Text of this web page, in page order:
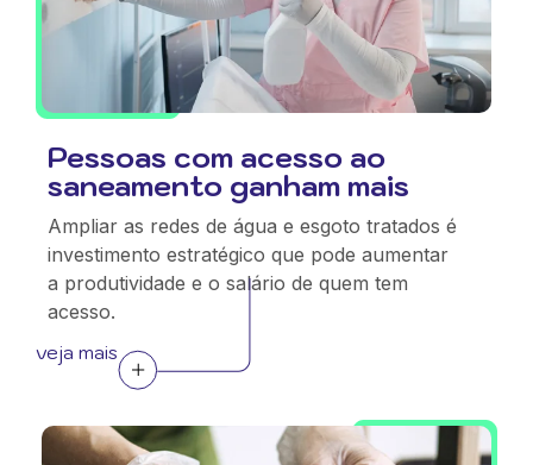
Pessoas com acesso ao
saneamento ganham mais
Ampliar as redes de água e esgoto tratados é
investimento estratégico que pode aumentar
a produtividade e o salário de quem tem
acesso.
veja mais